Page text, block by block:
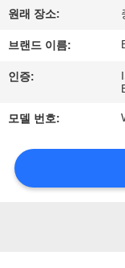
공
장
여
행
품
원래 장소:
브랜드 이름:
인증:
모델 번호: